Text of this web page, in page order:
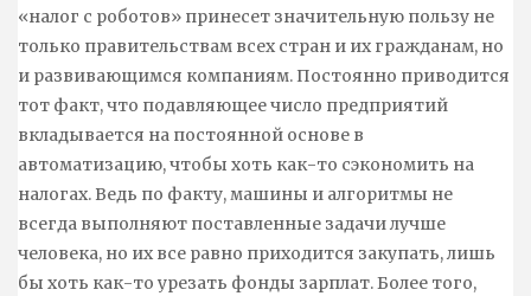
«налог с роботов» принесет значительную пользу не
только правительствам всех стран и их гражданам, но
и развивающимся компаниям. Постоянно приводится
тот факт, что подавляющее число предприятий
вкладывается на постоянной основе в
автоматизацию, чтобы хоть как-то сэкономить на
налогах. Ведь по факту, машины и алгоритмы не
всегда выполняют поставленные задачи лучше
человека, но их все равно приходится закупать, лишь
бы хоть как-то урезать фонды зарплат. Более того,